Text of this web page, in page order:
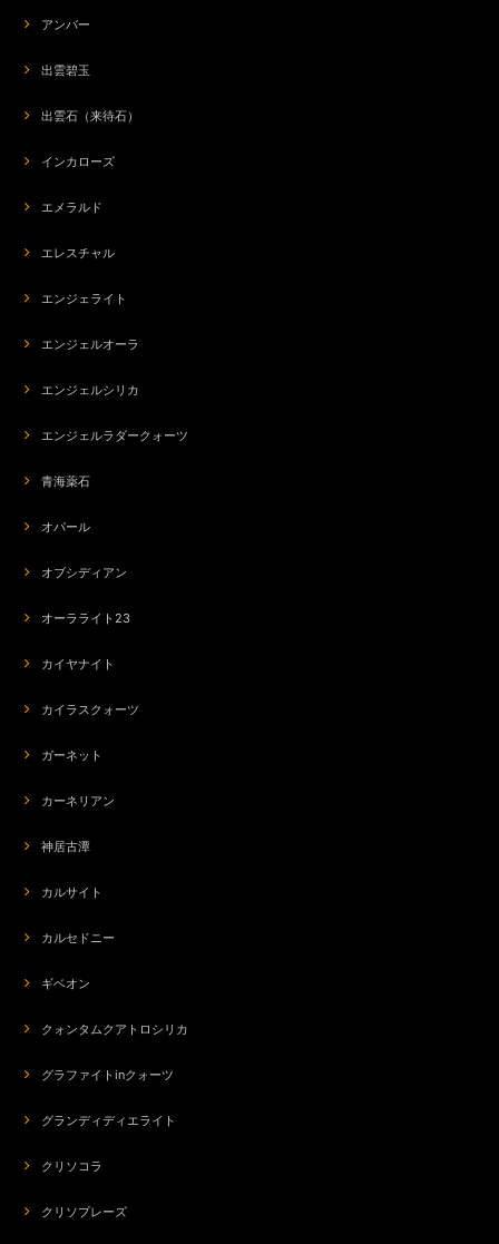
アンバー
出雲碧玉
出雲石（来待石）
インカローズ
エメラルド
エレスチャル
エンジェライト
エンジェルオーラ
エンジェルシリカ
エンジェルラダークォーツ
青海薬石
オパール
オブシディアン
オーラライト23
カイヤナイト
カイラスクォーツ
ガーネット
カーネリアン
神居古潭
カルサイト
カルセドニー
ギベオン
クォンタムクアトロシリカ
グラファイトinクォーツ
グランディディエライト
クリソコラ
クリソプレーズ